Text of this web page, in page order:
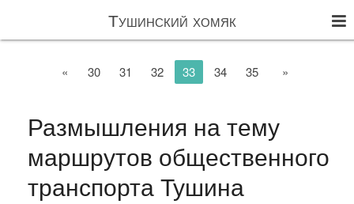
Тушинский хомяк
« 30 31 32 33 34 35 »
Размышления на тему
маршрутов общественного
транспорта Тушина